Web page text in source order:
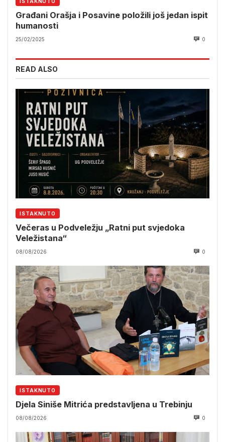
Građani Orašja i Posavine položili još jedan ispit
humanosti
25/02/2025 0
READ ALSO
ISTAKNUTO
Večeras u Podveležju „Ratni put svjedoka
Veležistana“
08/08/2026 0
ISTAKNUTO
Djela Siniše Mitrića predstavljena u Trebinju
08/08/2026 0